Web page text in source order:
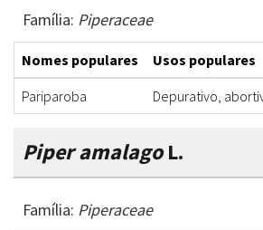
Família: Piperaceae
Nomes populares Usos populares
Pariparoba
Depurativo,
Piper amalagoL.
Família: Piperaceae